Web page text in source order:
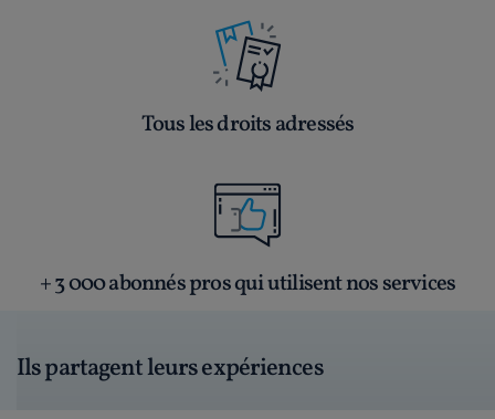
Tous les droits adressés
+ 3 000 abonnés pros qui utilisent nos services
Ils partagent leurs expériences